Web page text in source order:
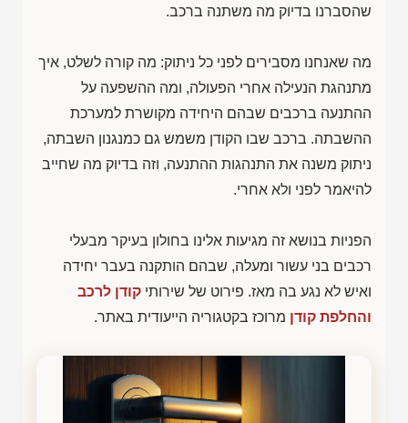
שהסברנו בדיוק מה משתנה ברכב.
מה שאנחנו מסבירים לפני כל ניתוק: מה קורה לשלט, איך
מתנהגת הנעילה אחרי הפעולה, ומה ההשפעה על
ההתנעה ברכבים שבהם היחידה מקושרת למערכת
ההשבתה. ברכב שבו הקודן משמש גם כמנגנון השבתה,
ניתוק משנה את התנהגות ההתנעה, וזה בדיוק מה שחייב
להיאמר לפני ולא אחרי.
הפניות בנושא זה מגיעות אלינו בחולון בעיקר מבעלי
רכבים בני עשור ומעלה, שבהם הותקנה בעבר יחידה
ואיש לא נגע בה מאז. פירוט של שירותי קודן לרכב
והחלפת קודן מרוכז בקטגוריה הייעודית באתר.